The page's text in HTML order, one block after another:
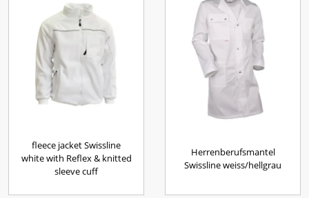
fleece jacket Swissline
white with Reflex & knitted
sleeve cuff
Herrenberufsmantel
Swissline weiss/hellgrau